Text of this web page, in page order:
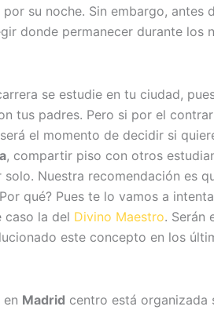
su noche. Sin embargo, antes
donde permanecer durante los
se estudie en tu ciudad,
tus padres. Pero si por el
el momento de decidir si
, compartir piso con otros
Nuestra recomendación es
qué? Pues te lo vamos a
caso la del Divino Maestro. Serán
este concepto en los
Madrid centro está organizada